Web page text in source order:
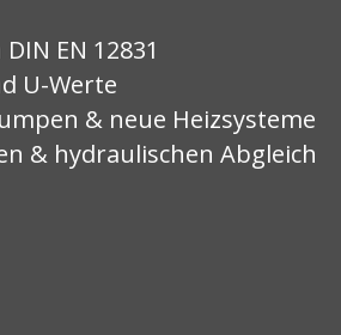
EN 12831
U-Werte
& neue Heizsysteme
& hydraulischen Abgleich